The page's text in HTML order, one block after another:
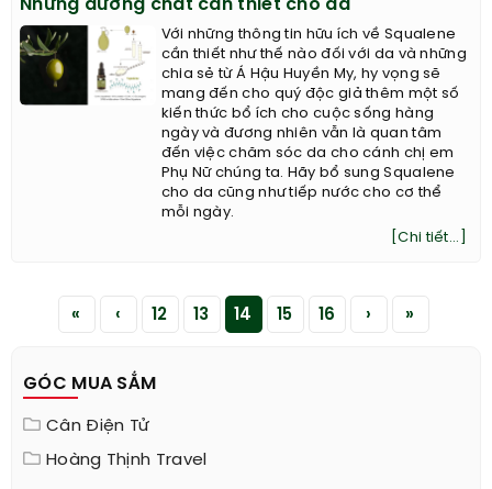
Những dưỡng chất cần thiết cho da
Với những thông tin hữu ích về Squalene
cần thiết như thế nào đối với da và những
chia sẻ từ Á Hậu Huyền My, hy vọng sẽ
mang đến cho quý độc giả thêm một số
kiến thức bổ ích cho cuộc sống hàng
ngày và đương nhiên vẫn là quan tâm
đến việc chăm sóc da cho cánh chị em
Phụ Nữ chúng ta. Hãy bổ sung Squalene
cho da cũng như tiếp nước cho cơ thể
mỗi ngày.
[Chi tiết...]
« ‹ 12 13 14 15 16 › »
GÓC MUA SẮM
Cân Điện Tử
Hoàng Thịnh Travel